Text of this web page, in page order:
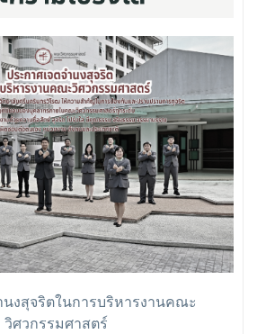
นงสุจริตในการบริหารงานคณะ
วิศวกรรมศาสตร์